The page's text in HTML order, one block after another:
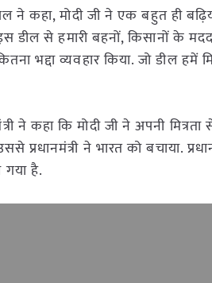
ने कहा, मोदी जी ने एक बहुत ही
डील से हमारी बहनों, किसानों के
भद्दा व्यवहार किया. जो डील हमें
ने कहा कि मोदी जी ने अपनी
प्रधानमंत्री ने भारत को बचाया.
गया है.